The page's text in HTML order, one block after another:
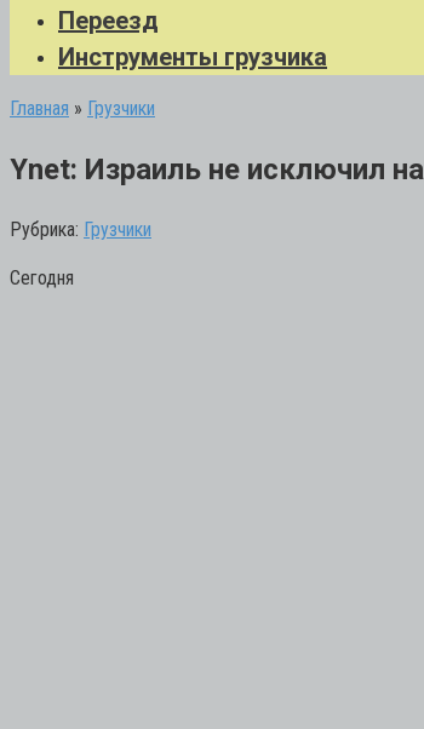
Переезд
Инструменты грузчика
Главная » Грузчики
Ynet: Израиль не исключил
Рубрика: Грузчики
Сегодня